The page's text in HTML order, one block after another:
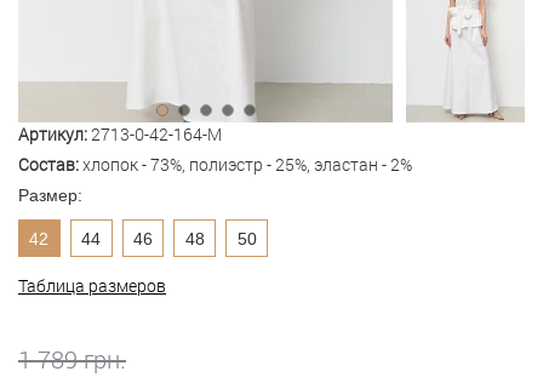
Артикул:2713-0-42-164-M
Состав:хлопок - 73%, полиэстр - 25%, эластан - 2%
Размер:
42 44 46 48 50
Таблица размеров
1 789 грн.